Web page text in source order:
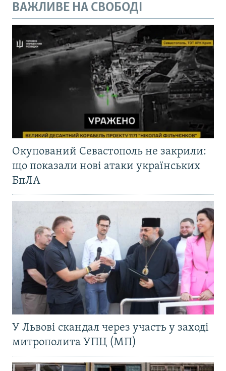
ВАЖЛИВЕ НА СВОБОДІ
Окупований Севастополь не закрили:
що показали нові атаки українських
БпЛА
У Львові скандал через участь у заході
митрополита УПЦ (МП)